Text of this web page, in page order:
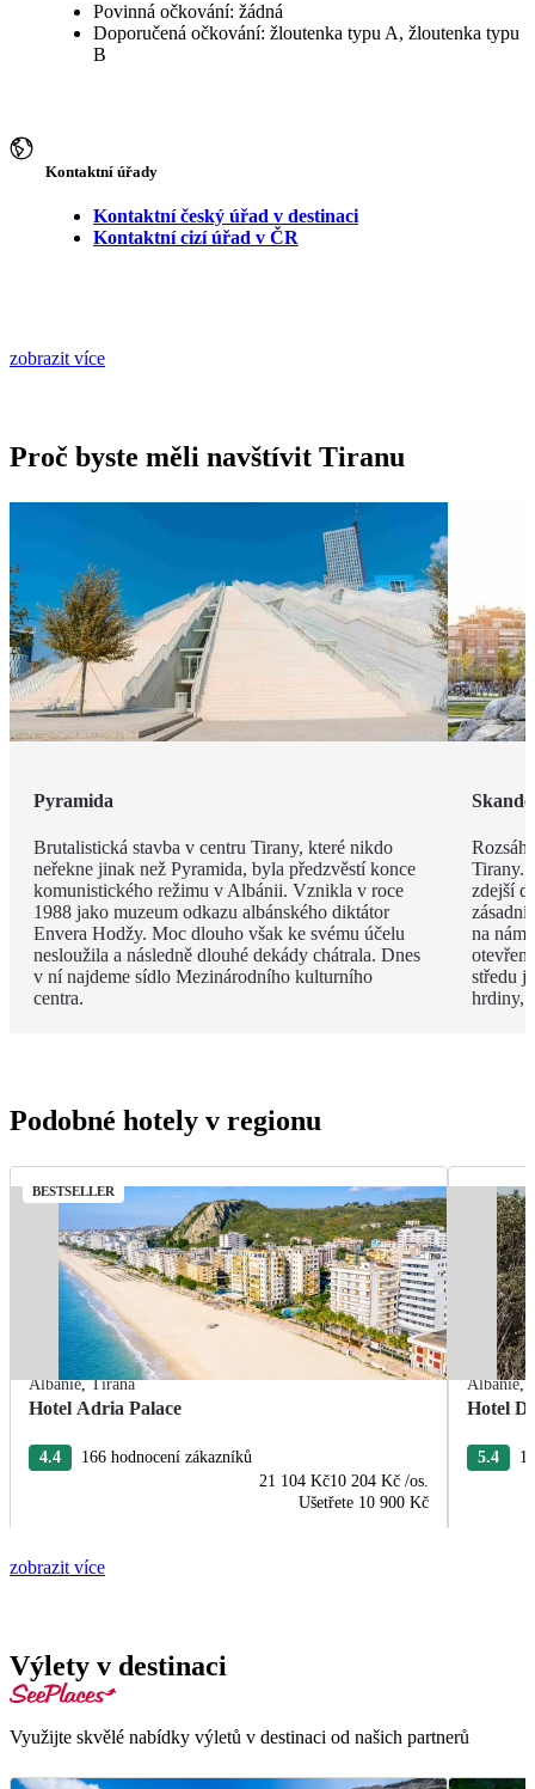
Povinná očkování: žádná
Doporučená očkování: žloutenka typu A, žloutenka typu
B
Kontaktní úřady
Kontaktní český úřad v destinaci
Kontaktní cizí úřad v ČR
zobrazit více
Proč byste měli navštívit Tiranu
Pyramida
Brutalistická stavba v centru Tirany, které nikdo
neřekne jinak než Pyramida, byla předzvěstí konce
komunistického režimu v Albánii. Vznikla v roce
1988 jako muzeum odkazu albánského diktátor
Envera Hodžy. Moc dlouho však ke svému účelu
nesloužila a následně dlouhé dekády chátrala. Dnes
v ní najdeme sídlo Mezinárodního kulturního
centra.
Tirany.
zdejší
na
středu
hrdiny,
Podobné hotely v regionu
BESTSELLER
Albánie,Tirana
Hotel Adria Palace
4.4
166 hodnocení zákazníků
21 104 Kč10 204 Kč /os.
Ušetřete 10 900 Kč
Albánie,
Hotel
5.4
zobrazit více
Výlety v destinaci
Využijte skvělé nabídky výletů v destinaci od našich partnerů